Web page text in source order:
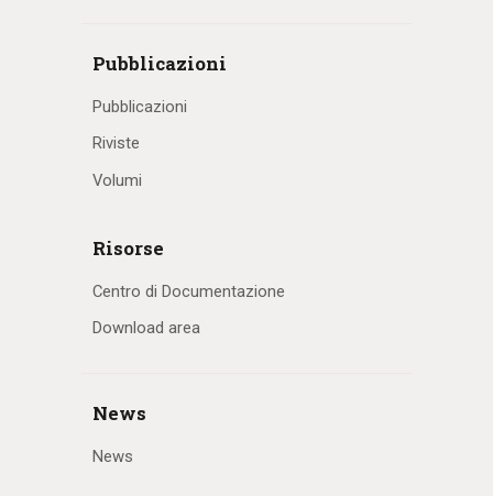
Pubblicazioni
Pubblicazioni
Riviste
Volumi
Risorse
Centro di Documentazione
Download area
News
News